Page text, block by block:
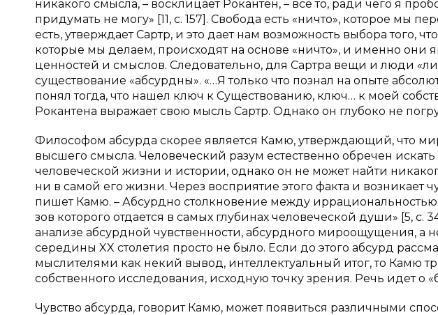
никакого смысла, – восклицает Рокантен, – все то, ради чего я
придумать не могу» [11, с. 157]. Свобода есть «ничто», которое мы
есть, утверждает Сартр, и это дает нам возможность выбора того,
которые мы делаем, происходят на основе «ничто», и именно
ценностей и смыслов. Следовательно, для Сартра вещи и люди
существование «абсурдны». «…Я только что познал на опыте
понял тогда, что нашел ключ к Существованию, ключ… к моей
Рокантена выражает свою мысль Сартр. Однако он глубоко не
Философом абсурда скорее является Камю, утверждающий, что
высшего смысла. Человеческий разум естественно обречен
человеческой жизни и истории, однако он не может найти
ни в самой его жизни. Через восприятие этого факта и возникает
пишет Камю. – Абсурдно столкновение между
зов которого отдается в самых глубинах человеческой души» [5,
анализе абсурдной чувственности, абсурдного мироощущения, а
середины XX столетия просто не было. Если до этого абсурд
мыслителями как некий вывод, интеллектуальный итог, то Камю
собственного исследования, исходную точку зрения. Речь идет о
Чувство абсурда, говорит Камю, может появиться различными